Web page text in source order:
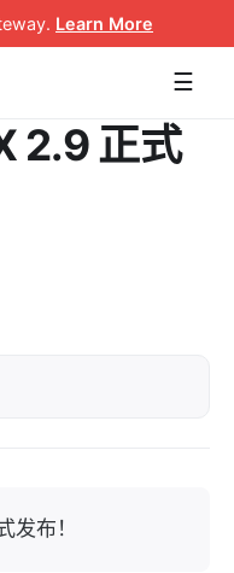
. Learn More
☰
2.9 正式
布！